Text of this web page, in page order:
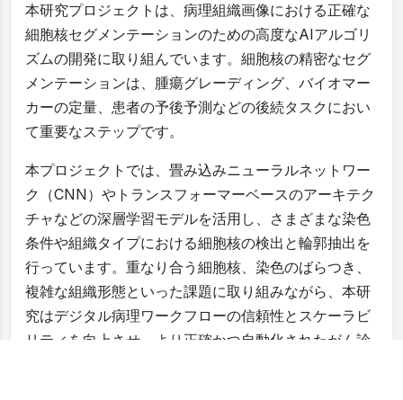
本研究プロジェクトは、病理組織画像における正確な
細胞核セグメンテーションのための高度なAIアルゴリ
ズムの開発に取り組んでいます。細胞核の精密なセグ
メンテーションは、腫瘍グレーディング、バイオマー
カーの定量、患者の予後予測などの後続タスクにおい
て重要なステップです。
本プロジェクトでは、畳み込みニューラルネットワー
ク（CNN）やトランスフォーマーベースのアーキテク
チャなどの深層学習モデルを活用し、さまざまな染色
条件や組織タイプにおける細胞核の検出と輪郭抽出を
行っています。重なり合う細胞核、染色のばらつき、
複雑な組織形態といった課題に取り組みながら、本研
究はデジタル病理ワークフローの信頼性とスケーラビ
リティを向上させ、より正確かつ自動化されたがん診